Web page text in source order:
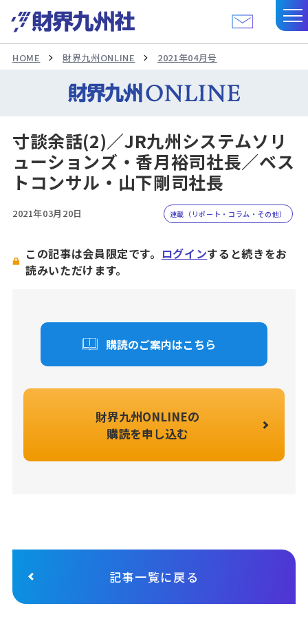
HOME 財界九州ONLINE 2021年04月号
寸談余話(2)／JR九州システムソリ
ューションズ・香月裕司社長／ベス
トコンサル・山下剛司社長
2021年03月20日 連載（リポート・コラム・その他）
この記事は会員限定です。 ログインすると続きをお
読みいただけます。
購読のご案内はこちら
財界九州ONLINEの
購読を申し込む
記事一覧に戻る